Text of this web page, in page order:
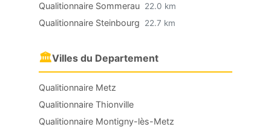
Qualitionnaire Sommerau 22.0 km
Qualitionnaire Steinbourg 22.7 km
🏛Villes du Departement
Qualitionnaire Metz
Qualitionnaire Thionville
Qualitionnaire Montigny-lès-Metz